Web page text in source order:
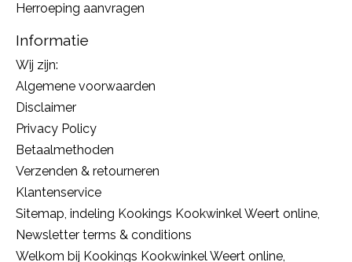
Herroeping aanvragen
Informatie
Wij zijn:
Algemene voorwaarden
Disclaimer
Privacy Policy
Betaalmethoden
Verzenden & retourneren
Klantenservice
Sitemap, indeling Kookings Kookwinkel Weert online,
Newsletter terms & conditions
Welkom bij Kookings Kookwinkel Weert online,